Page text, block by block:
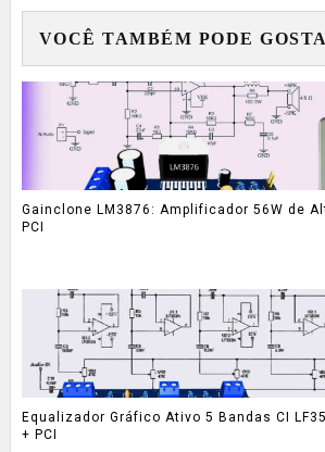
VOCÊ TAMBÉM PODE
Gainclone LM3876: Amplificador 56W de
PCI
Equalizador Gráfico Ativo 5 Bandas CI
+ PCI